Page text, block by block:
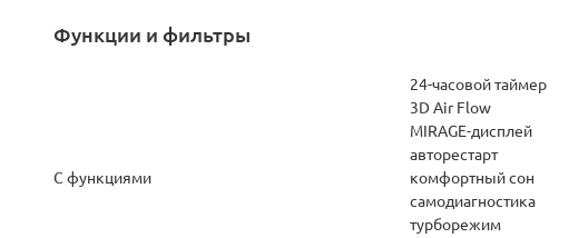
Функции и фильтры
С функциями
24-часовой таймер
3D Air Flow
MIRAGE-дисплей
авторестарт
комфортный сон
самодиагностика
турборежим